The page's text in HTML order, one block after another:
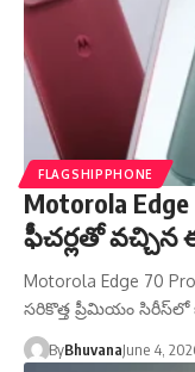
FLAGSHIPPHONE
Motorola
ఫీచర్లతో వచ్చిన
Motorola Edge 70
సరికొత్త ప్రీమియం
ByBhuvanaJune 4,